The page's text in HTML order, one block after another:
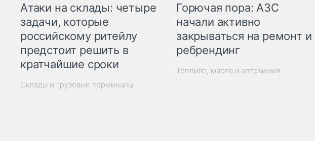
Атаки на склады: четыре
задачи, которые
российскому ритейлу
предстоит решить в
кратчайшие сроки
Склады и грузовые терминалы
Горючая пора: АЗС
начали активно
закрываться на ремонт и
ребрендинг
Топливо, масла и автохимия